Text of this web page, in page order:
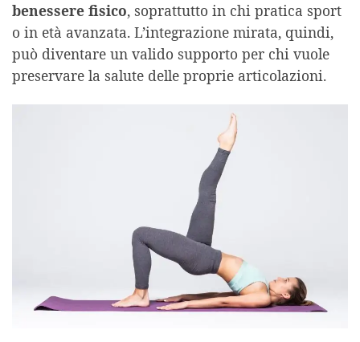
benessere fisico, soprattutto in chi pratica sport
o in età avanzata. L’integrazione mirata, quindi,
può diventare un valido supporto per chi vuole
preservare la salute delle proprie articolazioni.